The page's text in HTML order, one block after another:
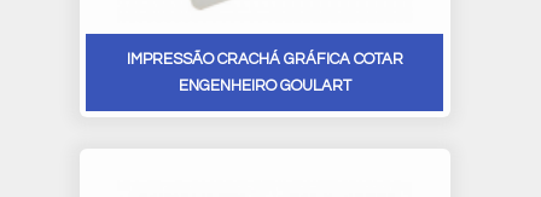
IMPRESSÃO CRACHÁ GRÁFICA COTAR
ENGENHEIRO GOULART